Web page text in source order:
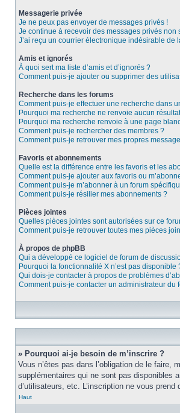
Messagerie privée
Je ne peux pas envoyer de messages privés !
Je continue à recevoir des messages privés non
J’ai reçu un courrier électronique indésirable de
Amis et ignorés
À quoi sert ma liste d’amis et d’ignorés ?
Comment puis-je ajouter ou supprimer des
Recherche dans les forums
Comment puis-je effectuer une recherche dans
Pourquoi ma recherche ne renvoie aucun
Pourquoi ma recherche renvoie à une page
Comment puis-je rechercher des membres ?
Comment puis-je retrouver mes propres
Favoris et abonnements
Quelle est la différence entre les favoris et les
Comment puis-je ajouter aux favoris ou
Comment puis-je m’abonner à un forum
Comment puis-je résilier mes abonnements ?
Pièces jointes
Quelles pièces jointes sont autorisées sur ce
Comment puis-je retrouver toutes mes pièces
À propos de phpBB
Qui a développé ce logiciel de forum de
Pourquoi la fonctionnalité X n’est pas disponible
Qui dois-je contacter à propos de problèmes
Comment puis-je contacter un administrateur du
» Pourquoi ai-je besoin de m’inscrire ?
Vous n’êtes pas dans l’obligation de le
supplémentaires qui ne sont pas disponibles
d’utilisateurs, etc. L’inscription ne vous
Haut